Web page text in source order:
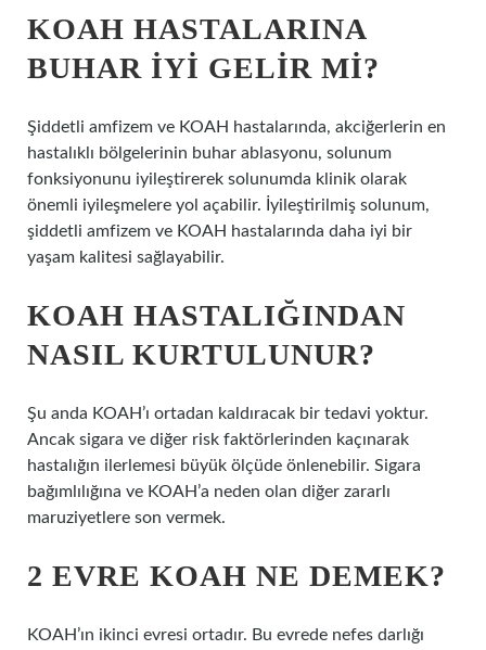
KOAH HASTALARINA
BUHAR IYI GELIR MI?
Şiddetli amfizem ve KOAH hastalarında, akciğerlerin en
hastalıklı bölgelerinin buhar ablasyonu, solunum
fonksiyonunu iyileştirerek solunumda klinik olarak
önemli iyileşmelere yol açabilir. İyileştirilmiş solunum,
şiddetli amfizem ve KOAH hastalarında daha iyi bir
yaşam kalitesi sağlayabilir.
KOAH HASTALIĞINDAN
NASIL KURTULUNUR?
Şu anda KOAH’ı ortadan kaldıracak bir tedavi yoktur.
Ancak sigara ve diğer risk faktörlerinden kaçınarak
hastalığın ilerlemesi büyük ölçüde önlenebilir. Sigara
bağımlılığına ve KOAH’a neden olan diğer zararlı
maruziyetlere son vermek.
2 EVRE KOAH NE DEMEK?
KOAH’ın ikinci evresi ortadır. Bu evrede nefes darlığı